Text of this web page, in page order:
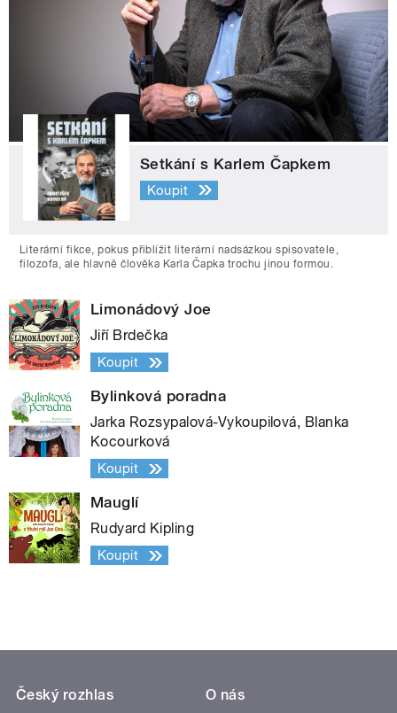
Setkání s Karlem Čapkem
Koupit
Literární fikce, pokus přiblížit literární nadsázkou spisovatele,
filozofa, ale hlavně člověka Karla Čapka trochu jinou formou.
Limonádový Joe
Jiří Brdečka
Koupit
Bylinková poradna
Jarka Rozsypalová-Vykoupilová, Blanka
Kocourková
Koupit
Mauglí
Rudyard Kipling
Koupit
Český rozhlas
O nás